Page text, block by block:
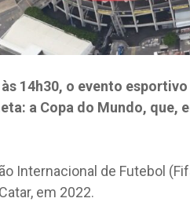
14h30, o evento
a Copa do Mundo, que,
Internacional de Futebol
em 2022.